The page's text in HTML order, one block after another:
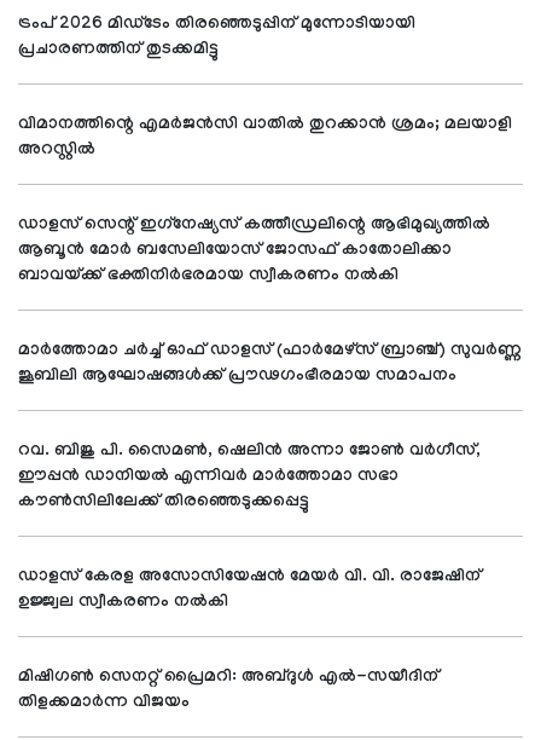
ട്രംപ് 2026 മിഡ്ടേം തിരഞ്ഞെടുപ്പിന് മുന്നോടിയായി
പ്രചാരണത്തിന് തുടക്കമിട്ടു
വിമാനത്തിന്റെ എമര്‍ജന്‍സി വാതില്‍ തുറക്കാന്‍ ശ്രമം; മലയാളി
അറസ്റ്റില്‍
ഡാളസ് സെന്റ് ഇഗ്‌നേഷ്യസ് കത്തീഡ്രലിന്റെ ആഭിമുഖ്യത്തില്‍
ആബൂന്‍ മോര്‍ ബസേലിയോസ് ജോസഫ് കാതോലിക്കാ
ബാവയ്ക്ക് ഭക്തിനിര്‍ഭരമായ സ്വീകരണം നല്‍കി
മാര്‍ത്തോമാ ചര്‍ച്ച് ഓഫ് ഡാളസ് (ഫാര്‍മേഴ്സ് ബ്രാഞ്ച്) സുവര്‍ണ്ണ
ജൂബിലി ആഘോഷങ്ങള്‍ക്ക് പ്രൗഢഗംഭീരമായ സമാപനം
റവ. ബിജു പി. സൈമണ്‍, ഷെലിന്‍ അന്നാ ജോണ്‍ വര്‍ഗീസ്,
ഈപ്പന്‍ ഡാനിയല്‍ എന്നിവര്‍ മാര്‍ത്തോമാ സഭാ
കൗണ്‍സിലിലേക്ക് തിരഞ്ഞെടുക്കപ്പെട്ടു
ഡാളസ് കേരള അസോസിയേഷന്‍ മേയര്‍ വി. വി. രാജേഷിന്
ഉജ്ജ്വല സ്വീകരണം നല്‍കി
മിഷിഗണ്‍ സെനറ്റ് പ്രൈമറി: അബ്ദുള്‍ എല്‍-സയീദിന്
തിളക്കമാര്‍ന്ന വിജയം